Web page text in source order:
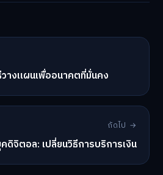
างแผนเพื่ออนาคตที่มั่นคง
ถัดไป →
ดิจิตอล: เปลี่ยนวิธีการบริการเงิน